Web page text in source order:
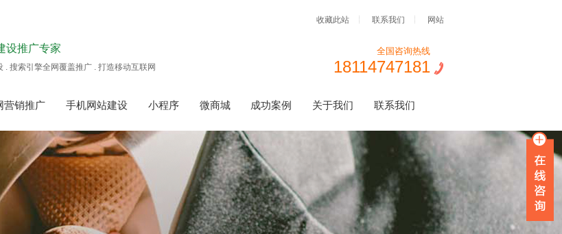
收藏此站 联系我们 网站
设推广专家
. 搜索引擎全网覆盖推广 . 打造移动互联网
全国咨询热线
18114747181
营销推广 手机网站建设 小程序 微商城 成功案例 关于我们 联系我们